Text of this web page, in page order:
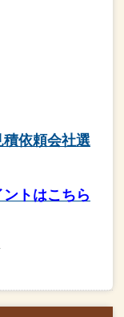
依頼会社選
トはこちら